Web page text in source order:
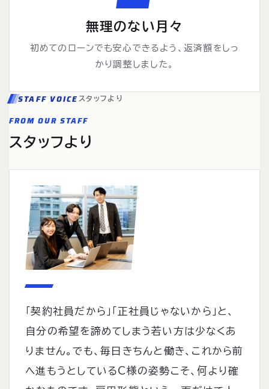
無理のない月々
初めてのローンでも安心できるよう、返済額をしっ
かり調整しました。
STAFF VOICE スタッフより
FROM OUR STAFF
スタッフより
「契約社員だから」「正社員じゃないから」と、
自分の希望を諦めてしまう若い方は少なくあ
りません。でも、毎日きちんと働き、これから前
へ進もうとしているC様の姿勢こそ、何より確